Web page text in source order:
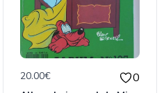
20.00€ 0